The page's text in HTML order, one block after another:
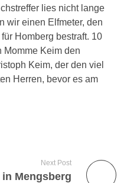
lies nicht lange
wir einen Elfmeter, den
Homberg bestraft. 10
Momme Keim den
Keim, der den viel
Herren, bevor es am
Next Post
Mengsberg